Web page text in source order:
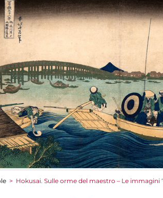
> Hokusai. Sulle orme del maestro – Le immagini